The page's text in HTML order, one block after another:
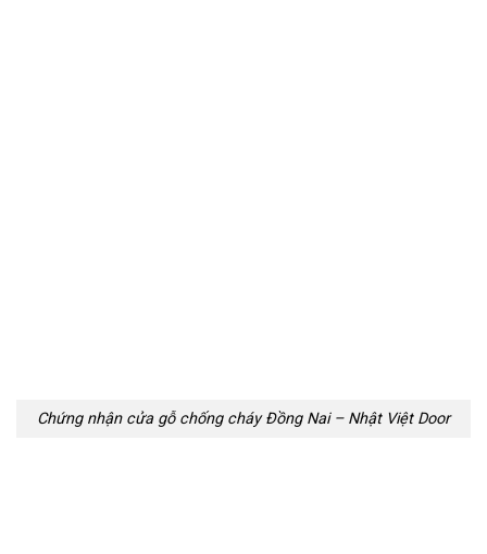
Chứng nhận cửa gỗ chống cháy Đồng Nai – Nhật Việt Door